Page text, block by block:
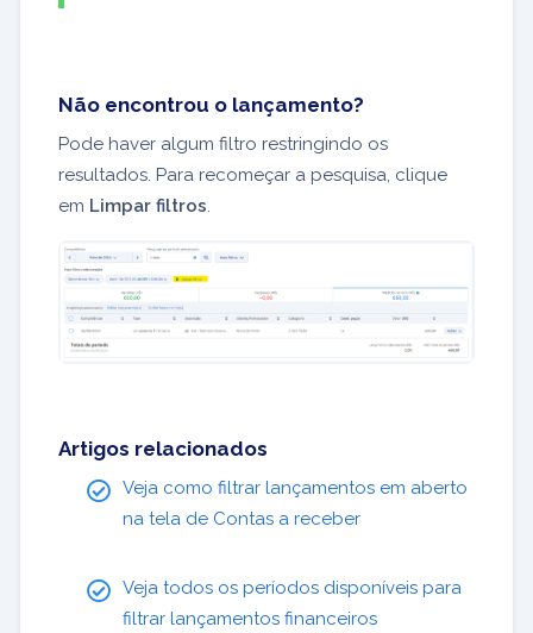
Não encontrou o lançamento?
Pode haver algum filtro restringindo os
resultados. Para recomeçar a pesquisa, clique
em Limpar filtros
Artigos relacionados
Veja como filtrar lançamentos em aberto
na tela de Contas a receber
Veja todos os períodos disponíveis para
filtrar lançamentos financeiros